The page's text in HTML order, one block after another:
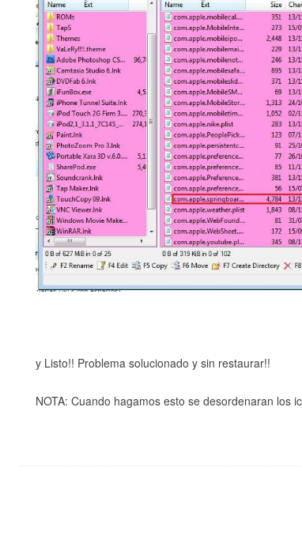
y Listo!! Problema solucionado y sin restaurar!!
NOTA: Cuando hagamos esto se desordenaran los